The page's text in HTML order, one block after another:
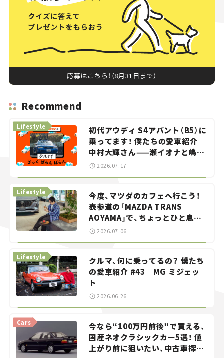
応募はこちら！（8月31日まで）
Recommend
初代アウディ S4アバント（B5）に
乗ってます！ 僕たちの愛車紹介｜
中村大輝さん——瀬イオナと嶋田
智之の「クルマでざっくばらんば
Lifestyle
2026.07.17
今度、マツダのカフェへ行こう！
表参道の「MAZDA TRANS
AOYAMA」で、ちょっとひと息。
——連載｜CCGとクルマでどうす
Lifestyle
2026.07.06
クルマ、何に乗ってるの？ 僕たち
の愛車紹介 #43｜MG ミジェッ
ト
Lifestyle
2026.06.26
今なら“100万円前後”で買える、
国産ネオクラシックカー5選！ 値
上がり前に狙いたい、中古車探し
Cars